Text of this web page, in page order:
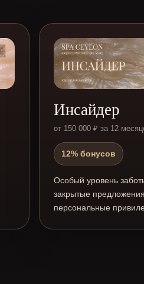
Инсайдер
от 150 000 ₽ за 12
12% бонусов
Особый уровень
закрытые
персональные